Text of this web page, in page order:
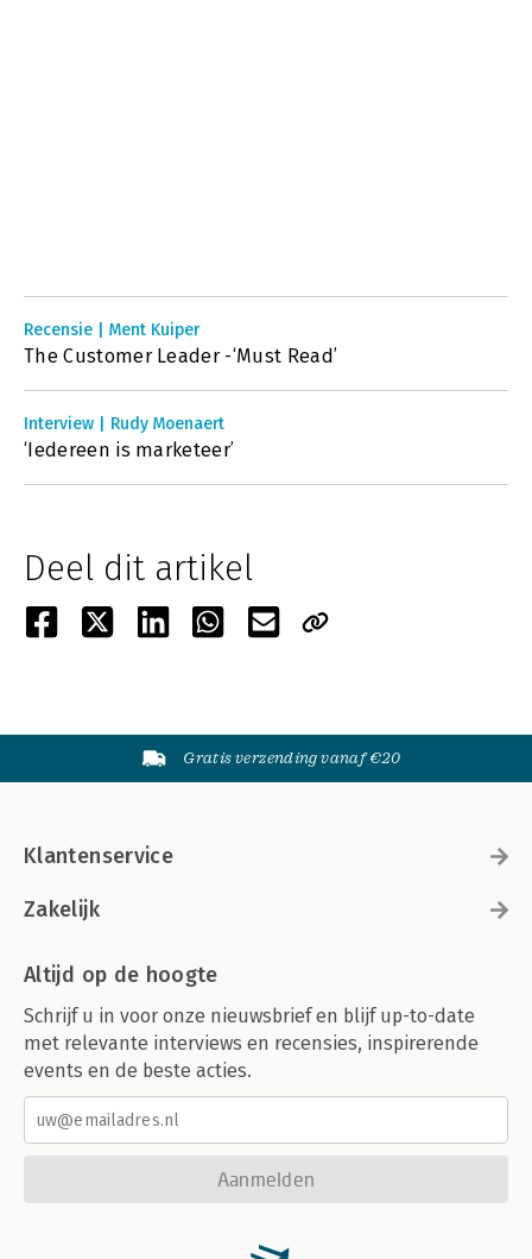
Recensie | Ment Kuiper
The Customer Leader -‘Must Read’
Interview | Rudy Moenaert
‘Iedereen is marketeer’
Deel dit artikel
Gratis verzending vanaf €20
Klantenservice
Zakelijk
Altijd op de hoogte
Schrijf u in voor onze nieuwsbrief en blijf up-to-date
met relevante interviews en recensies, inspirerende
events en de beste acties.
Aanmelden